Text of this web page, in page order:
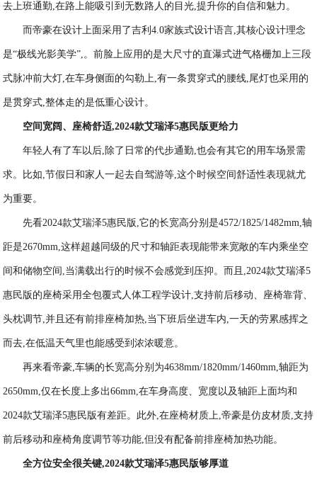
去上班通勤,在路上能吸引到无数路人的目光,提升你的自信和魅力。
而帝豪在设计上面采用了吉利4.0家族式设计语言,其核心设计理念
是“极线光影美学”,。前脸上应用的是大尺寸的直瀑式进气格栅加上三段
式脉冲前大灯,在车身侧面的勾勒上,有一条贯穿式的腰线,尾灯也采用的
是贯穿式,整体走的是低重心设计。
空间宽阔、座椅舒适,2024款艾瑞泽5惠民版更给力
年轻人有了车以后,除了日常的代步通勤,也会有其它的用车场景需
求。比如,节假日和家人一起去自驾游等,这个时候空间舒适性表现就尤
为重要。
先看2024款艾瑞泽5惠民版,它的长宽高分别是4572/1825/1482mm,轴
距是2670mm,这样超越同级的尺寸和轴距表现能带来宽敞的车内乘坐空
间和储物空间,当满载出行的时候不会感觉到压抑。而且,2024款艾瑞泽5
惠民版的座椅采用全包覆式人体工程学设计,支持前后移动、座椅靠背、
头枕调节,并且还有前排座椅加热,当下班后坐进车内,一天的劳累感挥之
而去,在低温天气里也能感受到浓浓暖意。
再来看帝豪,车辆的长宽高分别为4638mm/1820mm/1460mm,轴距为
2650mm,仅在长度上多出66mm,在车身高度、宽度以及轴距上面均和
2024款艾瑞泽5惠民版有差距。此外,在座椅材质上,帝豪是仿皮材质,支持
前后移动和座椅角度调节等功能,但没有配备前排座椅加热功能。
全方位安全很关键,2024款艾瑞泽5惠民版够厚道